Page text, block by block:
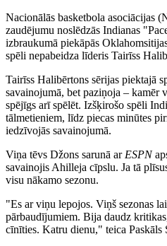
Nacionālās basketbola asociācijas
zaudējumu noslēdzās Indianas
izbraukumā piekāpās
spēli nepabeidza līderis Tairīss
Tairīss Halibērtons sērijas piektajā
savainojumā, bet paziņoja – kamēr
spējīgs arī spēlēt. Izšķirošo spēli
tālmetieniem, līdz piecas minūtes
iedzīvojās savainojumā.
Viņa tēvs Džons sarunā ar ESPN
savainojis Ahilleja cīpslu. Ja tā
visu nākamo sezonu.
"Es ar viņu lepojos. Viņš sezonas
pārbaudījumiem. Bija daudz
cīnīties. Katru dienu," teica Paskāls